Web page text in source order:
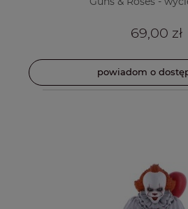
69,00 zł
powiadom o